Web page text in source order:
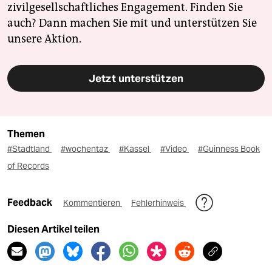
zivilgesellschaftliches Engagement. Finden Sie
auch? Dann machen Sie mit und unterstützen Sie
unsere Aktion.
Jetzt unterstützen
Themen
#Stadtland #wochentaz #Kassel #Video
#Guinness Book
of Records
Feedback Kommentieren Fehlerhinweis
Diesen Artikel teilen